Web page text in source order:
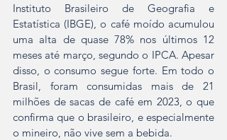
Instituto Brasileiro de Geografia e
Estatística (IBGE), o café moído acumulou
uma alta de quase 78% nos últimos 12
meses até março, segundo o IPCA. Apesar
disso, o consumo segue forte. Em todo o
Brasil, foram consumidas mais de 21
milhões de sacas de café em 2023, o que
confirma que o brasileiro, e especialmente
o mineiro, não vive sem a bebida.